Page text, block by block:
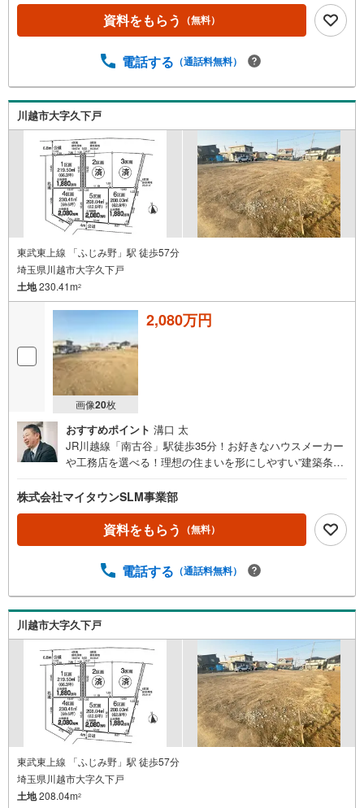
休日:火・水）】こちらの時間帯はお電話でのお問い合わせ
がスムーズにご案内できます。■物件資料のご請求もお気軽
いたします！お好きなハウスメーカーや工務店を選べる！
す！土地面積は81.67坪（270平米）！間取りの自由度が高
く、お庭や駐車スペースも十分に確保することができる広
さです。北側7.2m公道×西側4m私道×南側4m私道に面した
三方角地につき陽当り良く開放感に溢れています。飲食店
やスーパー、ホームセンター、100円ショップなど暮らしに
便利な施設が充実した「ビバモール埼玉大井」までお車約4
分（1.2km）。ご家族揃って週末のまとめ買いも便利で
す。
資料をもらう （無料）
電話する （通話料無料）
川越市大字久下戸
東武東上線 「ふじみ野」駅 徒歩57分
埼玉県川越市大字久下戸
土地230.41m2
画像20枚
2,080万円
おすすめポイント 溝口 太
JR川越線「南古谷」駅徒歩35分！お好きなハウスメーカー
や工務店を選べる！理想の住まいを形にしやすい”建築条件
坪）！間取りの自由度が高く、お庭や駐車スペースも十分
に確保することができる広さ。南道路に面しており、陽当
たりも良好です。駅からは少し距離がありますが、のどか
な雰囲気が魅力的な住宅地。穏やかな暮らしを求める方に
ク！WEBだけでは分からない周辺環境や陽当たりも実際に
案内しながらご説明いたします事前に知りたい情報をいた
だけましたら、当日詳しいご説明をさせていただきます！
ぜひ【現地を見学する】からご予約ください！■【営業時
間 午前9時～午後8時（定休日:火・水）】こちらの時間帯
はお電話でのお問い合わせがスムーズにご案内できます。■
物件資料のご請求もお気軽にお問い合わせくださいネット
にないものも店舗でご紹介いたします！
株式会社マイタウンSLM事業部
資料をもらう （無料）
電話する （通話料無料）
川越市大字久下戸
東武東上線 「ふじみ野」駅 徒歩57分
埼玉県川越市大字久下戸
土地208.04m2